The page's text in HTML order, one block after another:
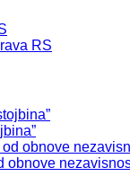
RS
obnove